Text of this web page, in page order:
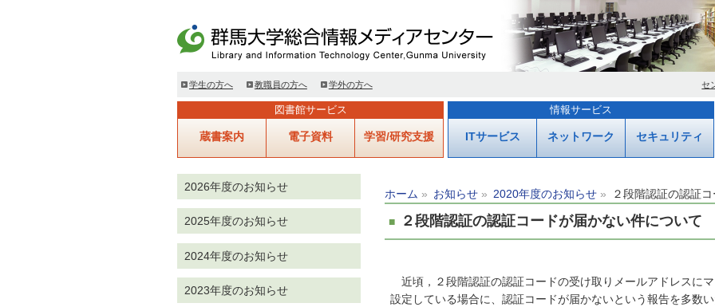
セ
学生の方へ 教職員の方へ 学外の方へ
図書館サービス
蔵書案内 電子資料 学習/研究支援
情報サービス
ITサービス ネットワーク セキュリティ
ホーム お知らせ 2020年度のお知らせ ２段階認証の認証
２段階認証の認証コードが届かない件について
近頃，２段階認証の認証コードの受け取りメールアドレスに
設定している場合に、認証コードが届かないという報告を多数い
2026年度のお知らせ
2025年度のお知らせ
2024年度のお知らせ
2023年度のお知らせ